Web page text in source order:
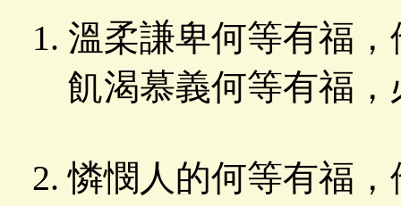
溫柔謙卑何等有福
飢渴慕義何等有福
憐憫人的何等有福